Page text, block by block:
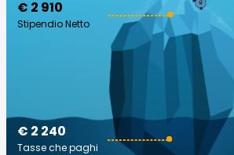
€ 2 910
Stipendio Netto
€ 2 240
Tasse che paghi